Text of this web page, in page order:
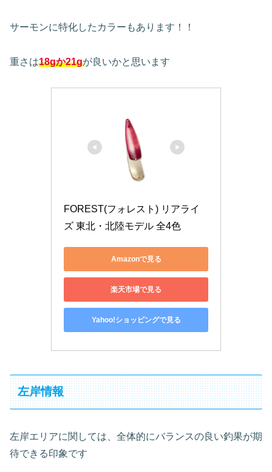
サーモンに特化したカラーもあります！！
重さは18gか21gが良いかと思います
FOREST(フォレスト) リアライ
ズ 東北・北陸モデル 全4色
Amazonで見る
楽天市場で見る
Yahoo!ショッピングで見る
左岸情報
左岸エリアに関しては、全体的にバランスの良い釣果が期
待できる印象です